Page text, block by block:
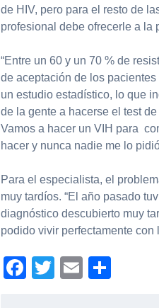
de HIV, pero para el resto de
profesional debe ofrecerle a la
“Entre un 60 y un 70 % de
de aceptación de los
un estudio estadístico, lo que
de la gente a hacerse el test
Vamos a hacer un VIH para
hacer y nunca nadie me lo
Para el especialista, el
muy tardíos. “El año pasado
diagnóstico descubierto muy
podido vivir perfectamente con
Facebook
TwitterEmail